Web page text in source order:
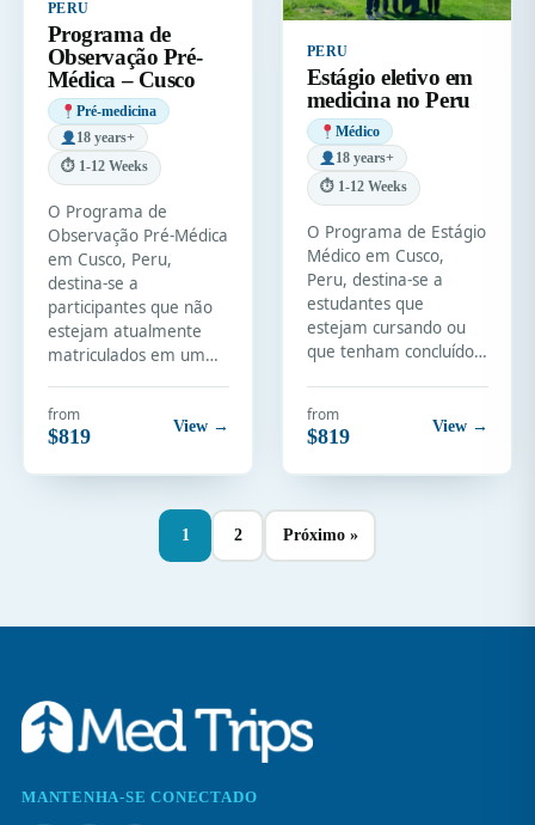
PERU
Programa de
Observação Pré-
Médica – Cusco
Pré-medicina
18 years+
⏱ 1-12 Weeks
O Programa de
Observação Pré-Médica
em Cusco, Peru,
destina-se a
participantes que não
estejam atualmente
matriculados em um…
from
$819 View →
PERU
Estágio eletivo em
medicina no Peru
Médico
18 years+
⏱ 1-12 Weeks
O Programa de Estágio
Médico em Cusco,
Peru, destina-se a
estudantes que
estejam cursando ou
que tenham concluído…
from
$819 View →
1 2 Próximo »
MANTENHA-SE CONECTADO